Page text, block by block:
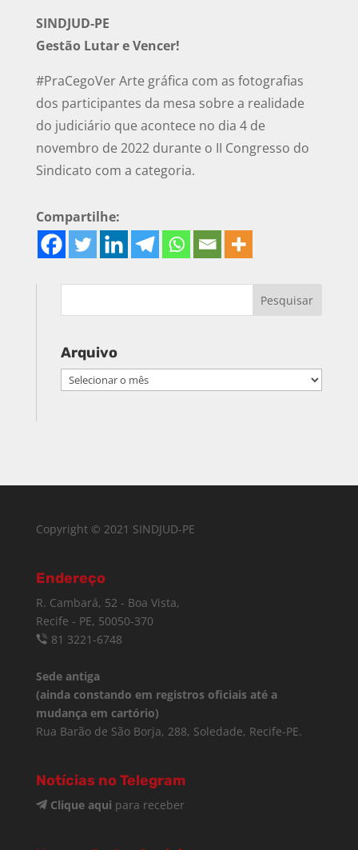
SINDJUD-PE
Gestão Lutar e Vencer!
#PraCegoVer Arte gráfica com as fotografias
dos participantes da mesa sobre a realidade
do judiciário que acontece no dia 4 de
novembro de 2022 durante o II Congresso do
Sindicato com a categoria.
Compartilhe:
Arquivo
Arquivo
Copyright © 2021 SINDJUD-PE
Endereço
R. Cambará, 52 - Boa Vista,
Recife - PE, 50050-370
81 3221-6748
Sede antiga
(ainda constando em registros oficiais até a
mudança em cartório)
Rua Barão de São Borja, 288, Soledade, Recife-PE.
Notícias no Telegram
Clique aqui para receber